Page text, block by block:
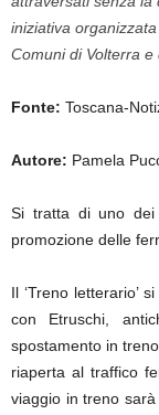
iniziativa
Comuni di Volterra e
Fonte: Toscana-
Autore: Pamela
Si tratta di uno dei
promozione delle
Il ‘Treno letterario’
con Etruschi,
spostamento in
riaperta al traffico
viaggio in treno